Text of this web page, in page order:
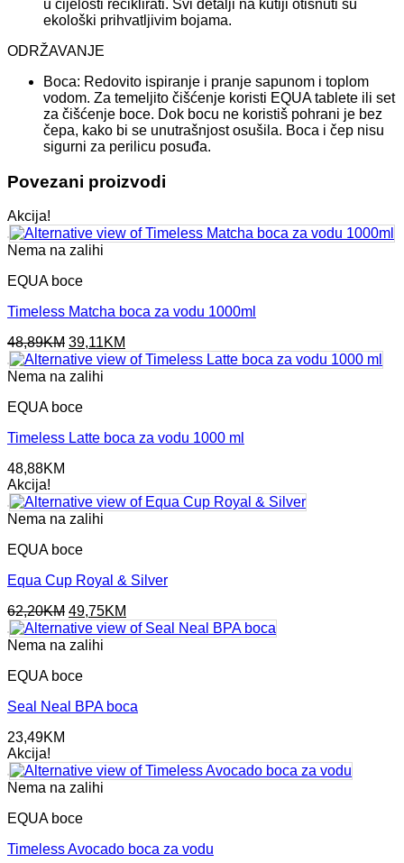
u cijelosti reciklirati. Svi detalji na kutiji otisnuti su
ekološki prihvatljivim bojama.
ODRŽAVANJE
Boca: Redovito ispiranje i pranje sapunom i toplom
vodom. Za temeljito čišćenje koristi EQUA tablete ili set
za čišćenje boce. Dok bocu ne koristiš pohrani je bez
čepa, kako bi se unutrašnjost osušila. Boca i čep nisu
sigurni za perilicu posuđa.
Povezani proizvodi
Akcija!
Nema na zalihi
EQUA boce
Timeless Matcha boca za vodu 1000ml
48,89KM Original
price
was:
39,11KM
price
is:
Nema na zalihi
EQUA boce
Timeless Latte boca za vodu 1000 ml
48,88KM
Akcija!
Nema na zalihi
EQUA boce
Equa Cup Royal & Silver
62,20KM Original
price
was:
49,75KM
price
is:
Nema na zalihi
EQUA boce
Seal Neal BPA boca
23,49KM
Akcija!
Nema na zalihi
EQUA boce
Timeless Avocado boca za vodu